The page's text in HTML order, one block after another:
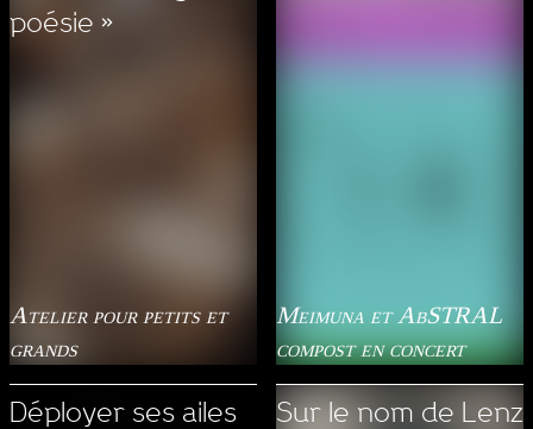
poésie »
Atelier pour petits et
grands
Déployer ses ailes
Meimuna et AbSTRAL
compost en concert
Sur le nom de Lenz